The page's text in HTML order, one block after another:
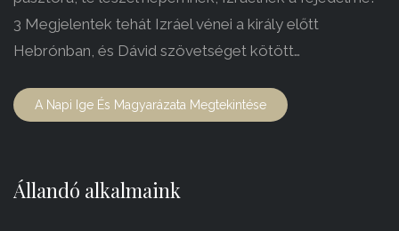
3 Megjelentek tehát Izráel vénei a király előtt
Hebrónban, és Dávid szövetséget kötött…
A Napi Ige És Magyarázata Megtekintése
Állandó alkalmaink